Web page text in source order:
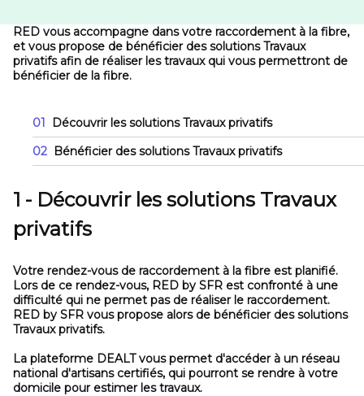
RED vous accompagne dans votre raccordement à la fibre,
et vous propose de bénéficier des solutions Travaux
privatifs afin de réaliser les travaux qui vous permettront de
bénéficier de la fibre.
01
Découvrir les solutions Travaux privatifs
02 Bénéficier des solutions Travaux privatifs
1 - Découvrir les solutions Travaux
privatifs
Votre rendez-vous de raccordement à la fibre est planifié.
Lors de ce rendez-vous, RED by SFR est confronté à une
difficulté qui ne permet pas de réaliser le raccordement.
RED by SFR vous propose alors de bénéficier des solutions
Travaux privatifs.
La plateforme DEALT vous permet d'accéder à un réseau
national d'artisans certifiés, qui pourront se rendre à votre
domicile pour estimer les travaux.